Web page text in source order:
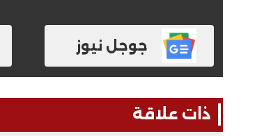
جوجل نيوز
ذات علاقة